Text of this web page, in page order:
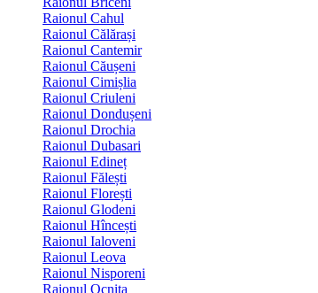
Raionul Cahul
Raionul Călărași
Raionul Cantemir
Raionul Căușeni
Raionul Cimișlia
Raionul Criuleni
Raionul Dondușeni
Raionul Drochia
Raionul Dubasari
Raionul Edineț
Raionul Fălești
Raionul Florești
Raionul Glodeni
Raionul Hîncești
Raionul Ialoveni
Raionul Leova
Raionul Nisporeni
Raionul Ocnița